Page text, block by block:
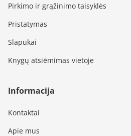
Pirkimo ir grąžinimo taisyklės
Pristatymas
Slapukai
Knygų atsiėmimas vietoje
Informacija
Kontaktai
Apie mus